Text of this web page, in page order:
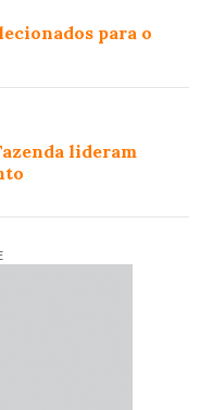
para o
lideram